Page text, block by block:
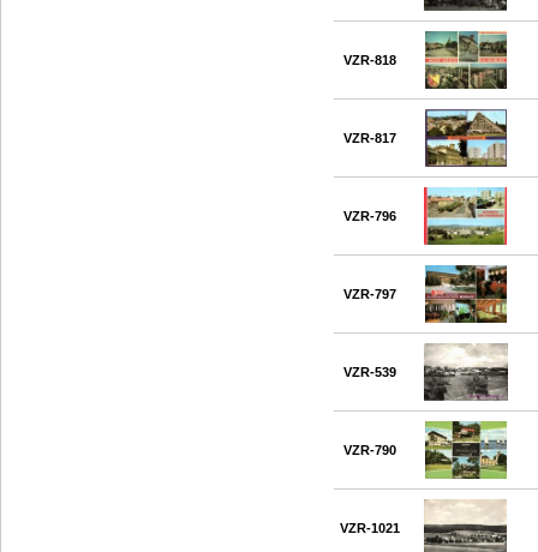
VZR-818
VZR-817
VZR-796
VZR-797
VZR-539
VZR-790
VZR-1021